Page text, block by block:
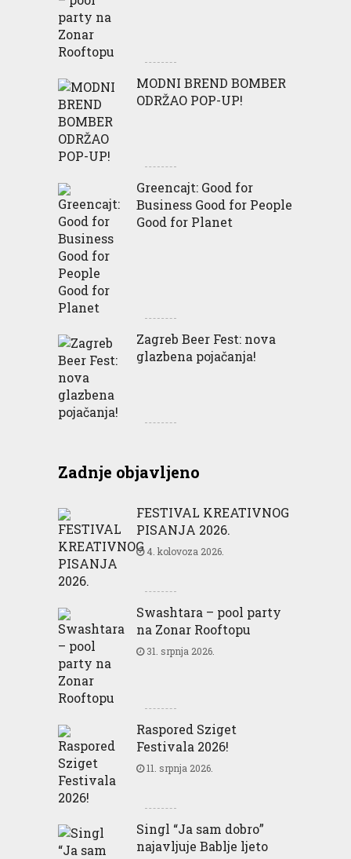
MODNI BREND BOMBER
ODRŽAO POP-UP!
Greencajt: Good for
Business Good for People
Good for Planet
Zagreb Beer Fest: nova
glazbena pojačanja!
Zadnje objavljeno
FESTIVAL KREATIVNOG
PISANJA 2026.
4. kolovoza 2026.
Swashtara – pool party
na Zonar Rooftopu
31. srpnja 2026.
Raspored Sziget
Festivala 2026!
11. srpnja 2026.
Singl “Ja sam dobro”
najavljuje Bablje ljeto